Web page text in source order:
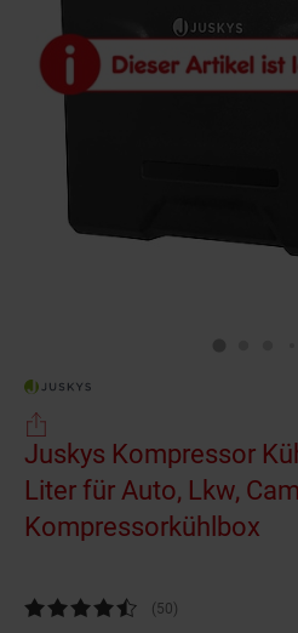
Juskys Kompressor
Liter für Auto, Lkw,
Kompressorkühlbox
Kundenbewertung: 4,5 von 5 Sternen
(50)